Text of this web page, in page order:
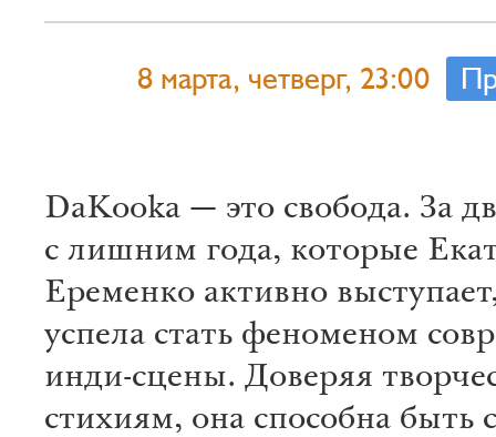
8 марта, четверг, 23:00
DaKooka — это свобода. За
с лишним года, которые
Еременко активно
успела стать феноменом
инди-сцены. Доверяя
стихиям, она способна быть